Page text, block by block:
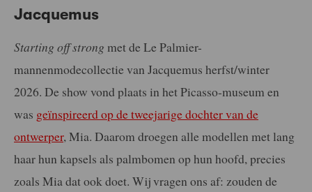
Jacquemus
Starting off strong met de Le Palmier-
mannenmodecollectie van Jacquemus herfst/winter
2026. De show vond plaats in het Picasso-museum en
was geïnspireerd op de tweejarige dochter van de
ontwerper, Mia. Daarom droegen alle modellen met lang
haar hun kapsels als palmbomen op hun hoofd, precies
zoals Mia dat ook doet. Wij vragen ons af: zouden de